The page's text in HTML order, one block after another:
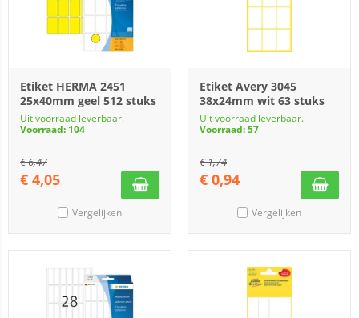
Etiket HERMA 2451
25x40mm geel 512 stuks
Uit voorraad leverbaar.
Voorraad: 104
€6,47
€ 4,05
Vergelijken
Etiket Avery 3045
38x24mm wit 63 stuks
Uit voorraad leverbaar.
Voorraad: 57
€1,74
€ 0,94
Vergelijken